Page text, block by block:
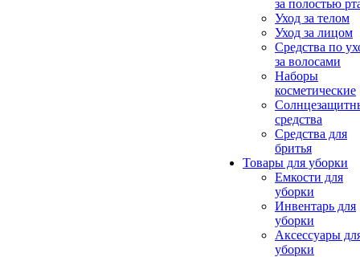
за полостью
Уход за телом
Уход за лицом
Средства по
за волосами
Наборы
косметические
средства
Средства для
бритья
Товары для уборки
Емкости для
уборки
Инвентарь для
уборки
Аксессуары
уборки